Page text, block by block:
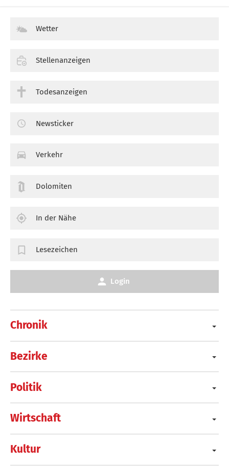
Chronik
Bezirke
Politik
Wirtschaft
Kultur
Wetter
Stellenanzeigen
Todesanzeigen
Newsticker
Verkehr
Dolomiten
In der Nähe
Lesezeichen
Login